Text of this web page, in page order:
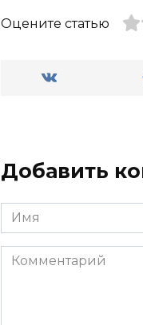
Оцените статью
Добавить
Имя
Комментарий